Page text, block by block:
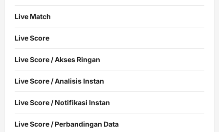
Live Match
Live Score
Live Score / Akses Ringan
Live Score / Analisis Instan
Live Score / Notifikasi Instan
Live Score / Perbandingan Data